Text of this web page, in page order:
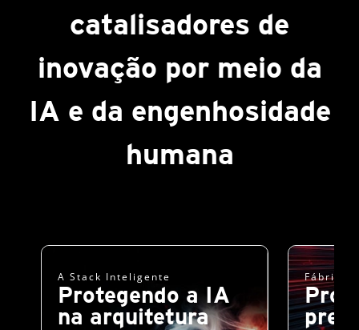
catalisadores de
inovação por meio da
IA e da engenhosidade
humana
A Stack Inteligente
Protegendo a IA
na arquitetura
Fábrica